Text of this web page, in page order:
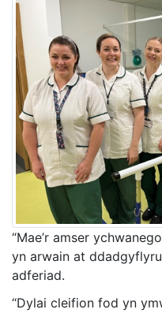
“Mae’r amser
yn arwain at
adferiad.
“Dylai cleifion fod yn